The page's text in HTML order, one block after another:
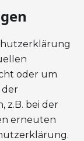
oder um
der
z.B. bei der
erneuten